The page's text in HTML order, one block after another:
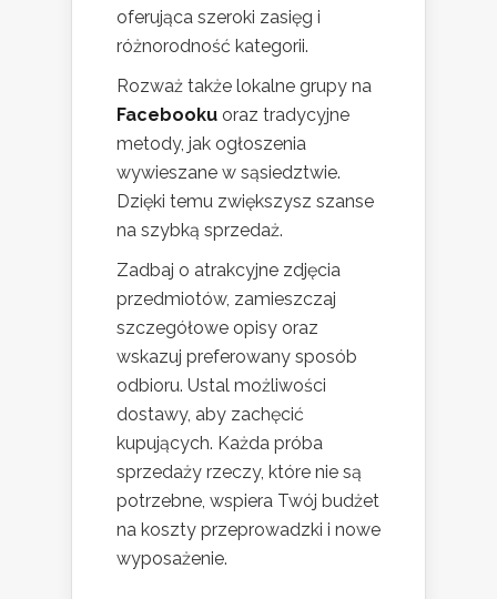
oferująca szeroki zasięg i
różnorodność kategorii.
Rozważ także lokalne grupy na
Facebooku oraz tradycyjne
metody, jak ogłoszenia
wywieszane w sąsiedztwie.
Dzięki temu zwiększysz szanse
na szybką sprzedaż.
Zadbaj o atrakcyjne zdjęcia
przedmiotów, zamieszczaj
szczegółowe opisy oraz
wskazuj preferowany sposób
odbioru. Ustal możliwości
dostawy, aby zachęcić
kupujących. Każda próba
sprzedaży rzeczy, które nie są
potrzebne, wspiera Twój budżet
na koszty przeprowadzki i nowe
wyposażenie.